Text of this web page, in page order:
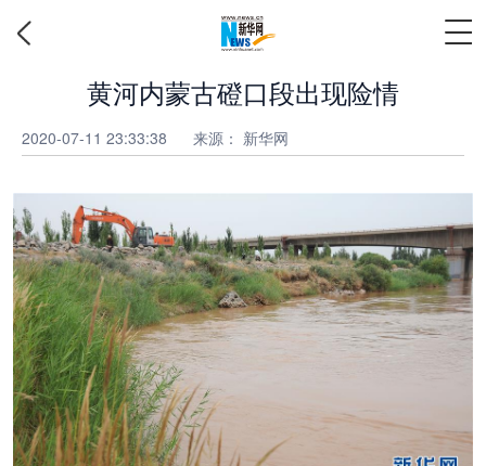
黄河内蒙古磴口段出现险情
2020-07-11 23:33:38 来源： 新华网